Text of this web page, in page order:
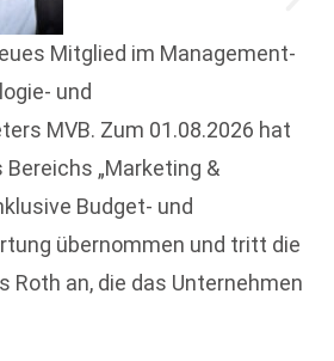
Mitglied im Management-
und
MVB. Zum 01.08.2026 hat
„Marketing &
Budget- und
übernommen und tritt die
Roth an, die das Unternehmen